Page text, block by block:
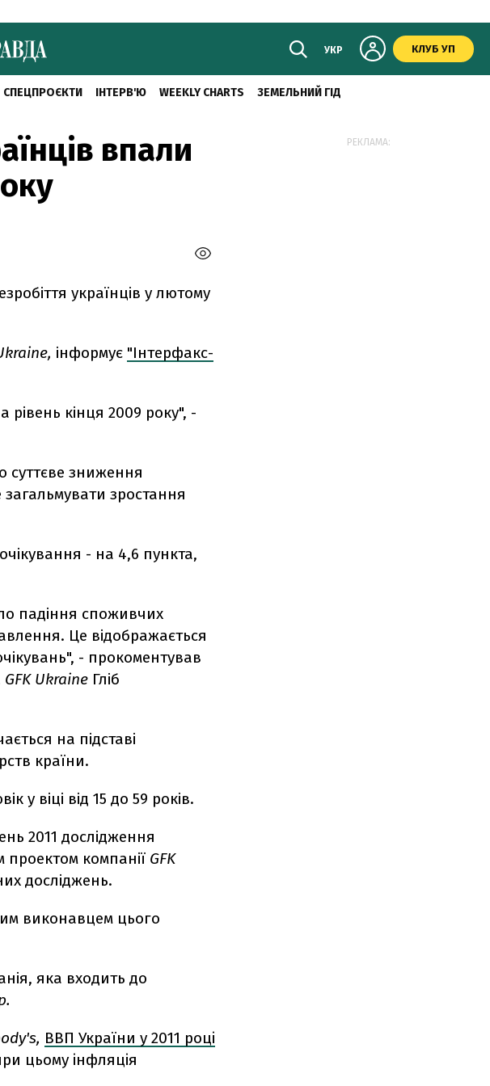
УКР КЛУБ УП
СПЕЦПРОЄКТИ ІНТЕРВ'Ю WEEKLY CHARTS ЗЕМЕЛЬНИЙ ГІД
впали
українців у лютому
інформує "Інтерфакс-
рівень кінця 2009 року", -
суттєве зниження
зростання
- на 4,6 пункта,
падіння споживчих
Це відображається
- прокоментував
GFK Ukraine Гліб
на підставі
країни.
у віці від 15 до 59 років.
2011 дослідження
проектом компанії GFK
досліджень.
виконавцем цього
яка входить до
ВВП України у 2011 роцi
цьому iнфляцiя
РЕКЛАМА: